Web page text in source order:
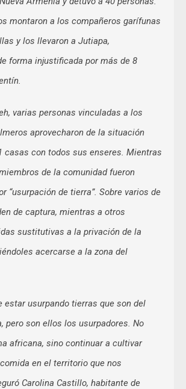
montaron a los compañeros garífunas
y los llevaron a Jutiapa,
forma injustificada por más de 8
varias personas vinculadas a los
aprovecharon de la situación
casas con todos sus enseres. Mientras
de la comunidad fueron
“usurpación de tierra”. Sobre varios de
de captura, mientras a otros
sustitutivas a la privación de la
acercarse a la zona del
estar usurpando tierras que son del
pero son ellos los usurpadores. No
africana, sino continuar a cultivar
en el territorio que nos
Carolina Castillo, habitante de